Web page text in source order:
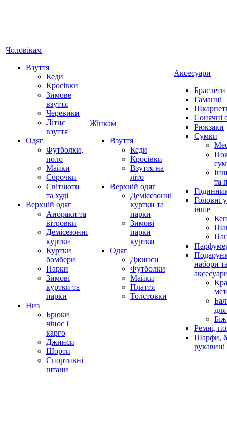
Чоловікам
Взуття
Кеди
Кросівки
Зимове
взуття
Черевики
Літнє
взуття
Одяг
Футболки,
поло
Майки
Сорочки
Світшоти
та худі
Верхній одяг
Анораки та
вітровки
Демісезонні
куртки
Куртки
бомбери
Парки
Зимові
куртки та
парки
Низ
Брюки
чінос і
карго
Джинси
Шорти
Спортивні
штани
Жінкам
Взуття
Кеди
Кросівки
Взуття на
літо
Верхній одяг
Демісезонні
куртки та
парки
Зимові
парки
куртки
Одяг
Джинси
Футболки
Майки
Плаття
Толстовки
Аксесуари
Гаманці
Сонячні
Рюкзаки
Сумки
та
Головні
інше
набори
Ремні,
Шарфи,
рукавиці